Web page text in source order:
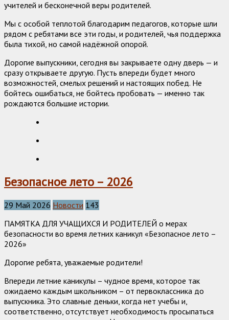
учителей и бесконечной веры родителей.
Мы с особой теплотой благодарим педагогов, которые шли
рядом с ребятами все эти годы, и родителей, чья поддержка
была тихой, но самой надёжной опорой.
Дорогие выпускники, сегодня вы закрываете одну дверь — и
сразу открываете другую. Пусть впереди будет много
возможностей, смелых решений и настоящих побед. Не
бойтесь ошибаться, не бойтесь пробовать — именно так
рождаются большие истории.
Безопасное лето – 2026
29 Май 2026 Новости 143
ПАМЯТКА ДЛЯ УЧАЩИХСЯ И РОДИТЕЛЕЙ о мерах
безопасности во время летних каникул «Безопасное лето –
2026»
Дорогие ребята, уважаемые родители!
Впереди летние каникулы – чудное время, которое так
ожидаемо каждым школьником – от первоклассника до
выпускника. Это славные деньки, когда нет учебы и,
соответственно, отсутствует необходимость просыпаться